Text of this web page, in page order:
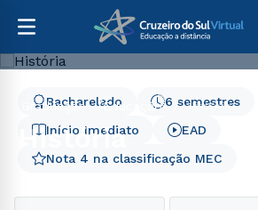
Graduação Educação História
História
Início Imediato
Nota 4 na classificação MEC
6 semestres
Bacharelado
EAD